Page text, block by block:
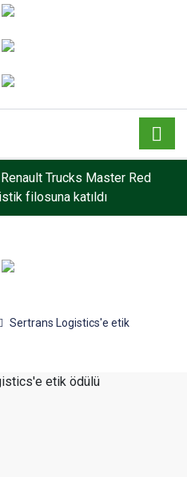
Trucks Master Red
filosuna katıldı
Sertrans Logistics'e etik